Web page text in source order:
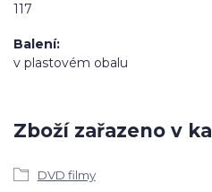
117
Balení
v plastovém obalu
Zboží zařazeno v
DVD filmy